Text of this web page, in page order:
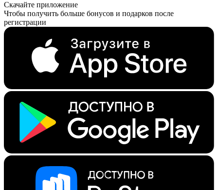
Скачайте приложение
Чтобы получить больше бонусов и подарков после
регистрации